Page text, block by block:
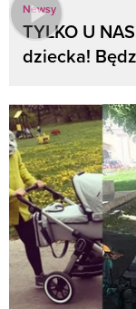
Newsy
TYLKO U
dziecka!